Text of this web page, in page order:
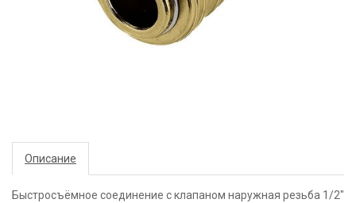
Описание
Быстросъёмное соединение с клапаном наружная резьба 1/2"